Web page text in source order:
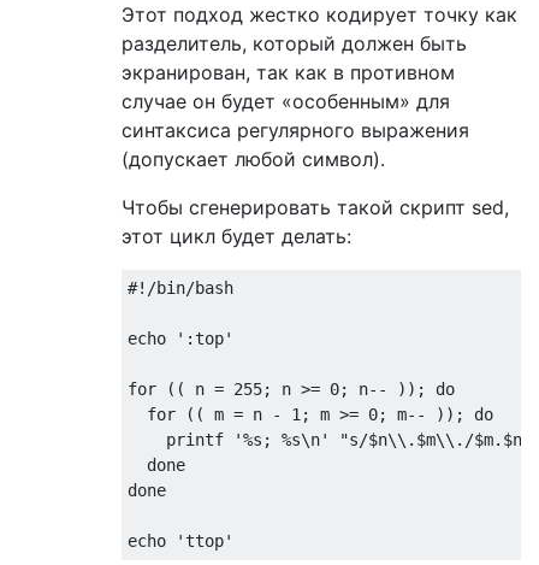
Этот подход жестко кодирует точку как
разделитель, который должен быть
экранирован, так как в противном
случае он будет «особенным» для
синтаксиса регулярного выражения
(допускает любой символ).
Чтобы сгенерировать такой скрипт sed,
этот цикл будет делать:
#!/bin/bash
echo ':top'
for (( n = 255; n >= 0; n-- )); do
  for (( m = n - 1; m >= 0; m-- )); do
printf '%s; %s\n' "s/$n\\.$m\\./
  done
done